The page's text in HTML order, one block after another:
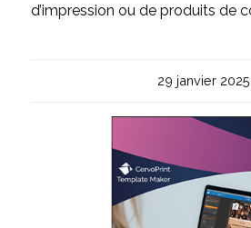
d’impression ou de produits de
29 janvier 2025